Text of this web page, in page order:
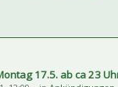
17.5. ab ca 23